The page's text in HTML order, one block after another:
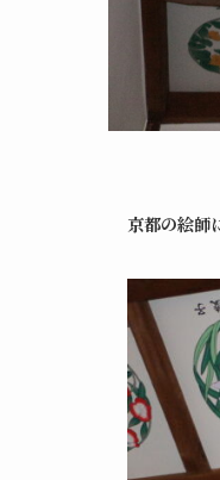
京都の絵師